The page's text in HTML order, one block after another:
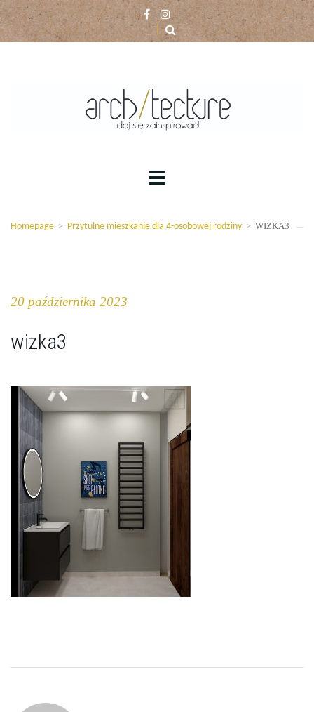
Homepage > Przytulne mieszkanie dla 4-osobowej rodziny > WIZKA3
20 października 2023
wizka3